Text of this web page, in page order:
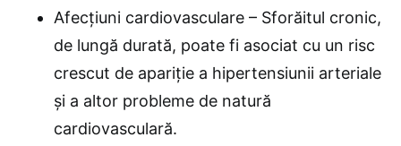
Afecțiuni cardiovasculare – Sforăitul cronic,
de lungă durată, poate fi asociat cu un risc
crescut de apariție a hipertensiunii arteriale
și a altor probleme de natură
cardiovasculară.